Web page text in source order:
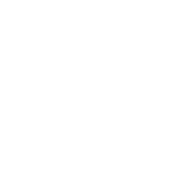
page Instagram
Facebook